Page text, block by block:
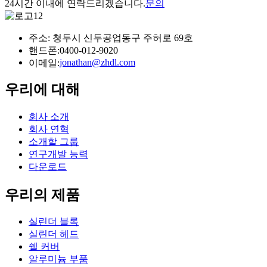
24시간 이내에 연락드리겠습니다.문의
주소: 청두시 신두공업동구 주허로 69호
핸드폰:0400-012-9020
이메일:jonathan@zhdl.com
우리에 대해
회사 소개
회사 연혁
소개할 그룹
연구개발 능력
다운로드
우리의 제품
실린더 블록
실린더 헤드
쉘 커버
알루미늄 부품